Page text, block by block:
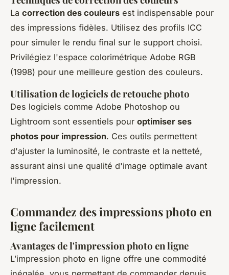
La correction des couleurs est indispensable pour
des impressions fidèles. Utilisez des profils ICC
pour simuler le rendu final sur le support choisi.
Privilégiez l'espace colorimétrique Adobe RGB
(1998) pour une meilleure gestion des couleurs.
Utilisation de logiciels de retouche photo
Des logiciels comme Adobe Photoshop ou
Lightroom sont essentiels pour optimiser ses
photos pour impression. Ces outils permettent
d'ajuster la luminosité, le contraste et la netteté,
assurant ainsi une qualité d'image optimale avant
l'impression.
Commandez des impressions photo en
ligne facilement
Avantages de l'impression photo en ligne
L’impression photo en ligne offre une commodité